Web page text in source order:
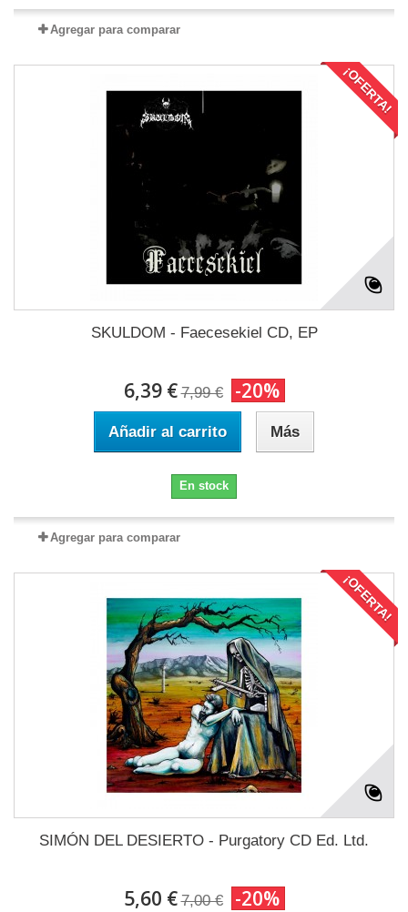
Agregar para comparar
¡OFERTA!
SKULDOM - Faecesekiel CD, EP
6,39 € 7,99 € -20%
Añadir al carrito Más
En stock
Agregar para comparar
¡OFERTA!
SIMÓN DEL DESIERTO - Purgatory CD Ed. Ltd.
5,60 € 7,00 € -20%